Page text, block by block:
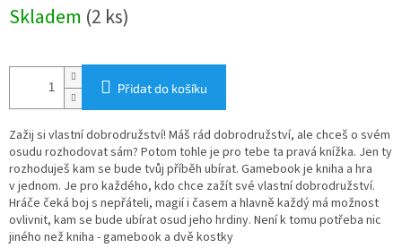
cena:
Skladem (2 ks)
Přidat do košíku
Zažij si vlastní dobrodružství! Máš rád dobrodružství, ale chceš o svém
osudu rozhodovat sám? Potom tohle je pro tebe ta pravá knížka. Jen ty
rozhoduješ kam se bude tvůj příběh ubírat. Gamebook je kniha a hra
v jednom. Je pro každého, kdo chce zažít své vlastní dobrodružství.
Hráče čeká boj s nepřáteli, magií i časem a hlavně každý má možnost
ovlivnit, kam se bude ubírat osud jeho hrdiny. Není k tomu potřeba nic
jiného než kniha - gamebook a dvě kostky